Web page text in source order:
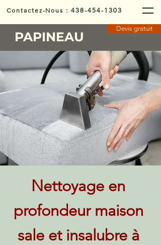
Contactez-Nous :438-454-1303
PAPINEAU
Devis gratuit
Nettoyage en
profondeur maison
sale et insalubre à